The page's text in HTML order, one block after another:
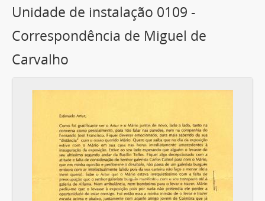
Unidade de instalação 0109 -
Correspondência de Miguel de
Carvalho